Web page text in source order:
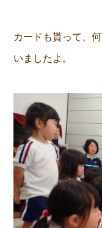
カードも貰って、
いましたよ。